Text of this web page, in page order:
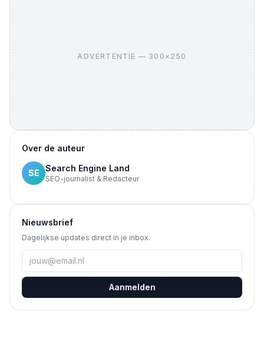
ADVERTENTIE — 300×250
Over de auteur
SE Search Engine Land
SEO-journalist & Redacteur
Nieuwsbrief
Dagelijkse updates direct in je inbox.
Aanmelden